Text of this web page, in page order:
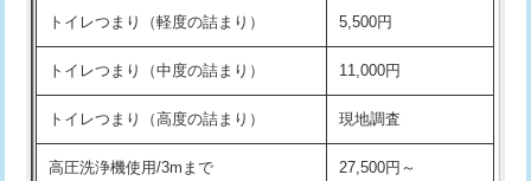
トイレつまり（軽度の詰まり） 5,500円
トイレつまり（中度の詰まり） 11,000円
トイレつまり（高度の詰まり） 現地調査
高圧洗浄機使用/3mまで
27,500円～